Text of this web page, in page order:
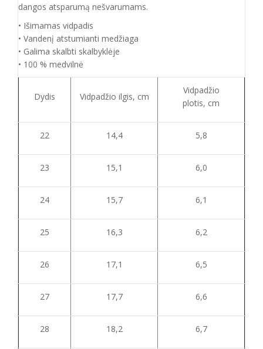
dangos atsparumą nešvarumams.
• Išimamas vidpadis
• Vandenį atstumianti medžiaga
• Galima skalbti skalbyklėje
• 100 % medvilnė
Dydis Vidpadžio ilgis, cm
Vidpadžio
plotis, cm
22 14,4 5,8
23 15,1 6,0
24 15,7 6,1
25 16,3 6,2
26 17,1 6,5
27 17,7 6,6
28 18,2 6,7